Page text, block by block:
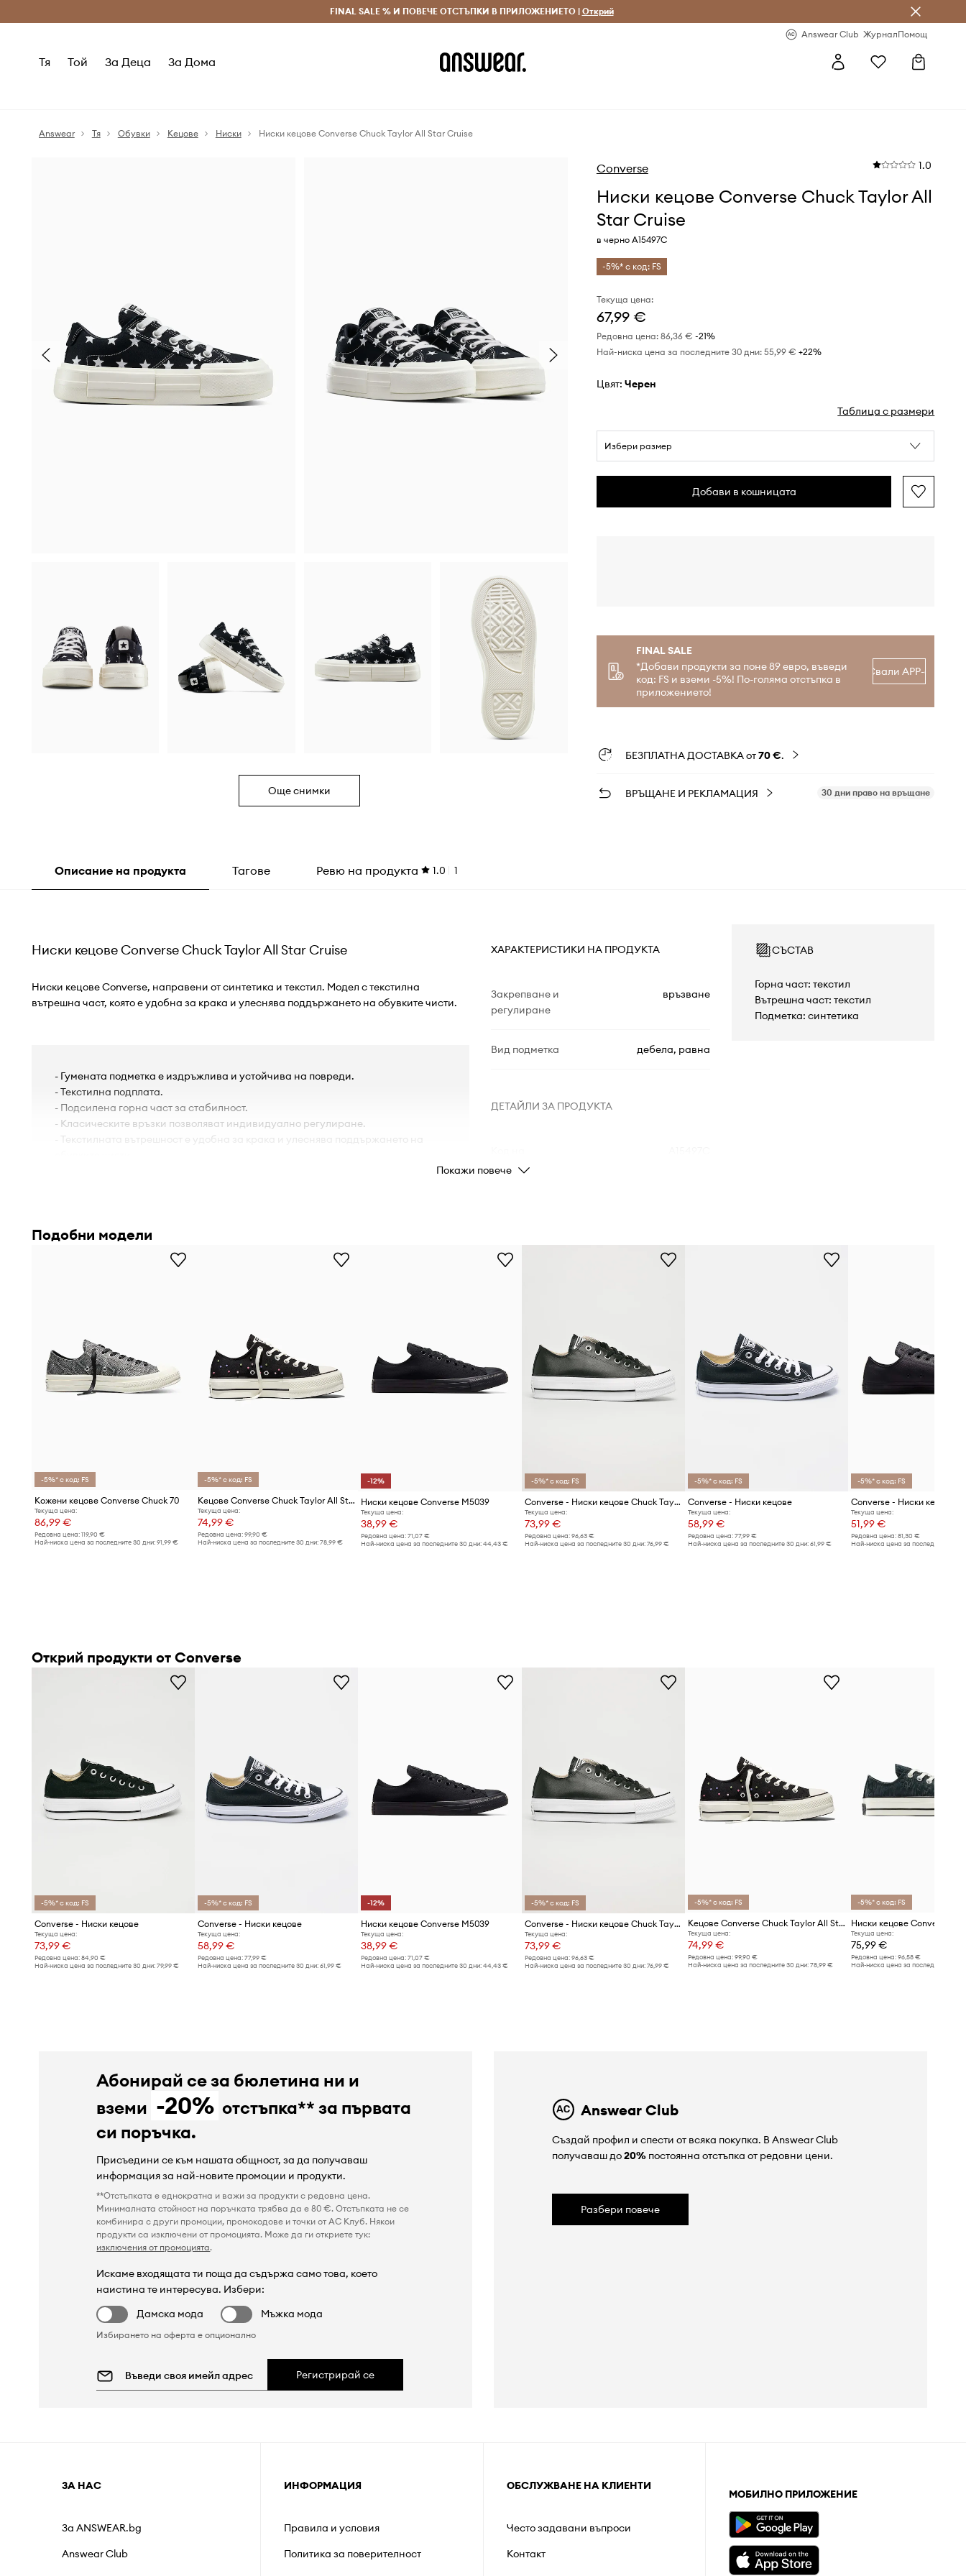
Безплатни доставка и връщане за поръчки над 70 EUR Доставка 1-5 дни
FINAL SALE % И ПОВЕЧЕ ОТСТЪПКИ В ПРИЛОЖЕНИЕТО | Открий
Answear Club ЖурналПомощ
Тя Той За Деца За Дома
Answear Тя Обувки Кецове Ниски Ниски кецове Converse Chuck Taylor All Star Cruise
Още снимки
Converse 1.0
Ниски кецове Converse Chuck Taylor All
Star Cruise
в черно A15497C
-5%* с код: FS
Текуща цена:
67,99 €
Редовна цена: 86,36 € -21%
Най-ниска цена за последните 30 дни: 55,99 € +22%
Цвят: черен
Таблица с размери
Избери размер
Добави в кошницата
FINAL SALE
*Добави продукти за поне 89 евро, въведи
код: FS и вземи -5%! По-голяма отстъпка в
приложението!
Свали APP-а
БЕЗПЛАТНА ДОСТАВКА от70 €.
ВРЪЩАНЕ И РЕКЛАМАЦИЯ 30 дни право на връщане
Описание на продукта Тагове Ревю на продукта 1.0 1
Ниски кецове Converse Chuck Taylor All Star Cruise
Ниски кецове Converse, направени от синтетика и текстил. Модел с текстилна
вътрешна част, която е удобна за крака и улеснява поддържането на обувките чисти.
- Гумената подметка е издръжлива и устойчива на повреди.
- Текстилна подплата.
- Подсилена горна част за стабилност.
- Класическите връзки позволяват индивидуално регулиране.
- Текстилната вътрешност е удобна за крака и улеснява поддържането на
ХАРАКТЕРИСТИКИ НА ПРОДУКТА
Закрепване и
регулиране
връзване
Вид подметка дебела, равна
ДЕТАЙЛИ ЗА ПРОДУКТА
производителя
Марка Converse
СЪСТАВ
Горна част: текстил
Вътрешна част: текстил
Подметка: синтетика
Покажи повече
Подобни модели
-5%* с код: FS
Кожени кецове Converse Chuck 70
Текуща цена:
86,99 €
Редовна цена: 119,90 €
Най-ниска цена за последните 30 дни: 91,99 €
-5%* с код: FS
Кецове Converse Chuck Taylor All Star Lift
Текуща цена:
74,99 €
Редовна цена:99,90 €
Най-ниска цена за последните 30 дни:78,99 €
-12%
Ниски кецове Converse M5039
Текуща цена:
38,99 €
Редовна цена: 71,07 €
Най-ниска цена за последните 30 дни: 44,43 €
-5%* с код: FS
Converse - Ниски кецове Chuck Taylor All Star Lift
Текуща цена:
73,99 €
Редовна цена: 96,63 €
Най-ниска цена за последните 30 дни: 76,99 €
-5%* с код: FS
Converse - Ниски кецове
Текуща цена:
58,99 €
Редовна цена:77,99 €
Най-ниска цена за последните 30 дни:61,99 €
-5%* с код: FS
Converse - Ниски кецове
Текуща цена:
51,99 €
Редовна цена: 81,30 €
Най-ниска цена за последните 30
Открий продукти от Converse
-5%* с код: FS
Converse - Ниски кецове
Текуща цена:
73,99 €
Редовна цена: 84,90 €
Най-ниска цена за последните 30 дни: 79,99 €
-5%* с код: FS
Converse - Ниски кецове
Текуща цена:
58,99 €
Редовна цена:77,99 €
Най-ниска цена за последните 30 дни:61,99 €
-12%
Ниски кецове Converse M5039
Текуща цена:
38,99 €
Редовна цена: 71,07 €
Най-ниска цена за последните 30 дни: 44,43 €
-5%* с код: FS
Converse - Ниски кецове Chuck Taylor All Star Lift
Текуща цена:
73,99 €
Редовна цена: 96,63 €
Най-ниска цена за последните 30 дни: 76,99 €
-5%* с код: FS
Кецове Converse Chuck Taylor All Star Lift
Текуща цена:
74,99 €
Редовна цена:99,90 €
Най-ниска цена за последните 30 дни:78,99 €
-5%* с код: FS
Ниски кецове Converse
Текуща цена:
75,99 €
Редовна цена: 96,58 €
Най-ниска цена за последните 30
Абонирай се за бюлетина ни и
вземи -20% отстъпка** за първата
си поръчка.
Присъедини се към нашата общност, за да получаваш
информация за най-новите промоции и продукти.
**Отстъпката е еднократна и важи за продукти с редовна цена.
Минималната стойност на поръчката трябва да е 80 €. Отстъпката не се
комбинира с други промоции, промокодове и точки от AC Клуб. Някои
продукти са изключени от промоцията. Може да ги откриете тук:
изключения от промоцията.
Искаме входящата ти поща да съдържа само това, което
наистина те интересува. Избери:
Дамска мода
Мъжка мода
Избирането на оферта е опционално
Регистрирай се
Answear Club
Създай профил и спести от всяка покупка. В Answear Club
получаваш до20%постоянна отстъпка от редовни цени.
Разбери повече
ЗА НАС
За ANSWEAR.bg
Answear Club
ИНФОРМАЦИЯ
Правила и условия
Политика за поверителност
ОБСЛУЖВАНЕ НА КЛИЕНТИ
Често задавани въпроси
Контакт
МОБИЛНО ПРИЛОЖЕНИЕ